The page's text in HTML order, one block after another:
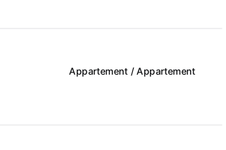
Appartement / Appartement